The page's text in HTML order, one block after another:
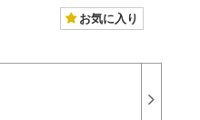
お気に入り